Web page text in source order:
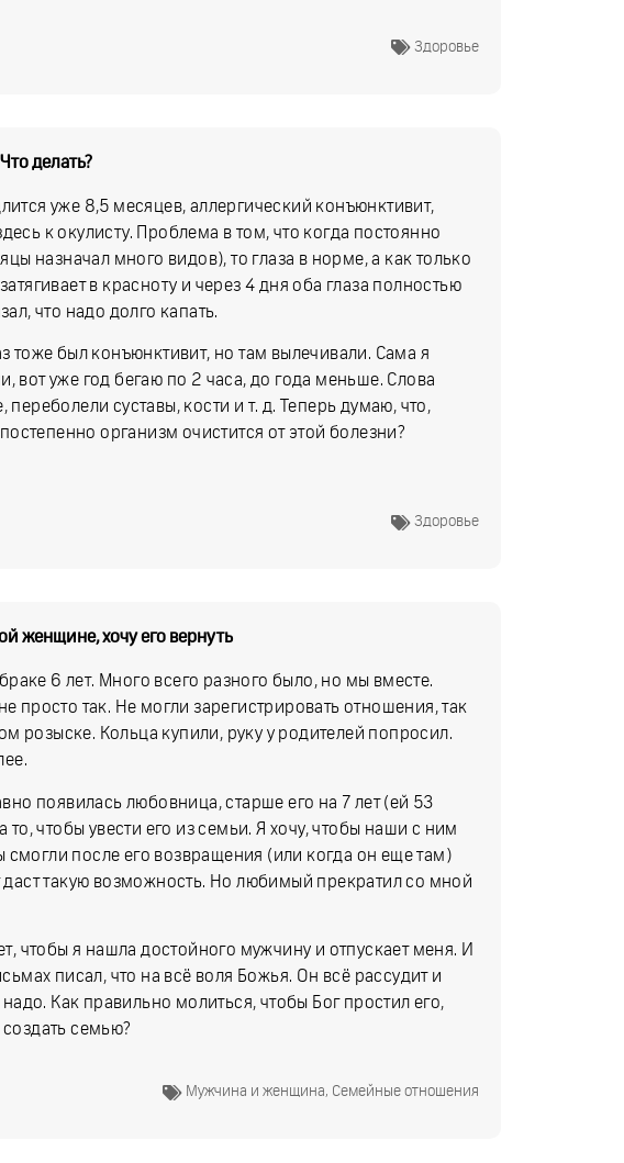
Здоровье
делать?
уже 8,5 месяцев, аллергический конъюнктивит,
к окулисту. Проблема в том, что когда постоянно
назначал много видов), то глаза в норме, а как только
в красноту и через 4 дня оба глаза полностью
что надо долго капать.
тоже был конъюнктивит, но там вылечивали. Сама я
вот уже год бегаю по 2 часа, до года меньше. Слова
переболели суставы, кости и т. д. Теперь думаю, что,
организм очистится от этой болезни?
Здоровье
женщине, хочу его вернуть
6 лет. Много всего разного было, но мы вместе.
просто так. Не могли зарегистрировать отношения, так
розыске. Кольца купили, руку у родителей попросил.
появилась любовница, старше его на 7 лет (ей 53
то, чтобы увести его из семьи. Я хочу, чтобы наши с ним
после его возвращения (или когда он еще там)
даст такую возможность. Но любимый прекратил со мной
чтобы я нашла достойного мужчину и отпускает меня. И
писал, что на всё воля Божья. Он всё рассудит и
надо. Как правильно молиться, чтобы Бог простил его,
семью?
Мужчина и женщина, Семейные отношения